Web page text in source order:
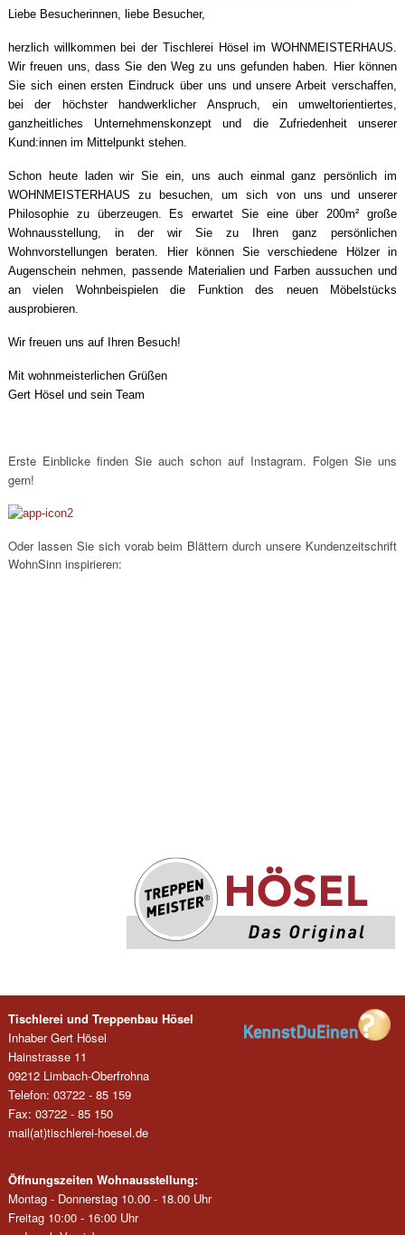
Liebe Besucherinnen, liebe Besucher,
herzlich willkommen bei der Tischlerei Hösel im WOHNMEISTERHAUS.
Wir freuen uns, dass Sie den Weg zu uns gefunden haben. Hier können
Sie sich einen ersten Eindruck über uns und unsere Arbeit verschaffen,
bei der höchster handwerklicher Anspruch, ein umweltorientiertes,
ganzheitliches Unternehmenskonzept und die Zufriedenheit unserer
Kund:innen im Mittelpunkt stehen.
Schon heute laden wir Sie ein, uns auch einmal ganz persönlich im
WOHNMEISTERHAUS zu besuchen, um sich von uns und unserer
Philosophie zu überzeugen. Es erwartet Sie eine über 200m² große
Wohnausstellung, in der wir Sie zu Ihren ganz persönlichen
Wohnvorstellungen beraten. Hier können Sie verschiedene Hölzer in
Augenschein nehmen, passende Materialien und Farben aussuchen und
an vielen Wohnbeispielen die Funktion des neuen Möbelstücks
ausprobieren.
Wir freuen uns auf Ihren Besuch!
Mit wohnmeisterlichen Grüßen
Gert Hösel und sein Team
Erste Einblicke finden Sie auch schon auf Instagram. Folgen Sie uns
gern!
Oder lassen Sie sich vorab beim Blättern durch unsere Kundenzeitschrift
WohnSinn inspirieren:
Tischlerei und Treppenbau Hösel
Inhaber Gert Hösel
Hainstrasse 11
09212 Limbach-Oberfrohna
Telefon: 03722 - 85 159
Fax: 03722 - 85 150
mail(at)tischlerei-hoesel.de
Öffnungszeiten Wohnausstellung:
Montag - Donnerstag 10.00 - 18.00 Uhr
Freitag 10:00 - 16:00 Uhr